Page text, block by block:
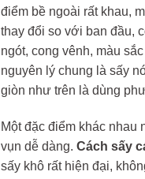
điểm bề ngoài rất khau,
thay đổi so với ban đầu,
ngót, cong vênh, màu
nguyên lý chung là sấy
giòn như trên là dùng
Một đặc điểm khác nhau
vụn dễ dàng. Cách sấy
sấy khô rất hiện đại,